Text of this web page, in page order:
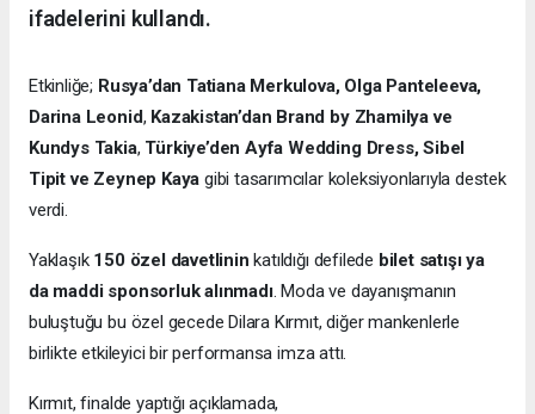
ifadelerini kullandı.
Etkinliğe; Rusya’dan Tatiana Merkulova, Olga Panteleeva,
Darina Leonid, Kazakistan’dan Brand by Zhamilya ve
Kundys Takia, Türkiye’den Ayfa Wedding Dress, Sibel
Tipit ve Zeynep Kaya gibi tasarımcılar koleksiyonlarıyla destek
verdi.
Yaklaşık 150 özel davetlinin katıldığı defilede bilet satışı ya
da maddi sponsorluk alınmadı. Moda ve dayanışmanın
buluştuğu bu özel gecede Dilara Kırmıt, diğer mankenlerle
birlikte etkileyici bir performansa imza attı.
Kırmıt, finalde yaptığı açıklamada,